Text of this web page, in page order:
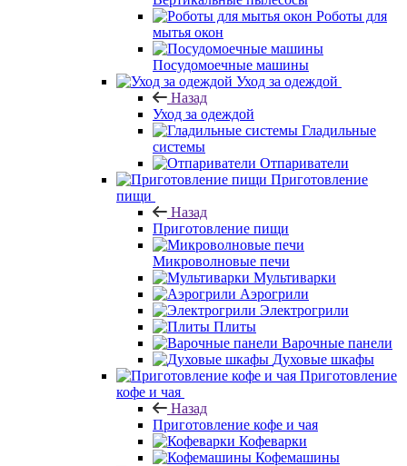
Роботы для
мытья окон
Посудомоечные машины
Уход за одеждой
Назад
Уход за одеждой
Гладильные
системы
Отпариватели
Приготовление
пищи
Назад
Приготовление пищи
Микроволновые печи
Мультиварки
Аэрогрили
Электрогрили
Плиты
Варочные панели
Духовые шкафы
Приготовление
кофе и чая
Назад
Приготовление кофе и чая
Кофеварки
Кофемашины